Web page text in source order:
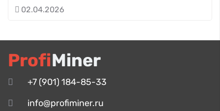
02.04.2026
ProfiMiner
+7 (901) 184-85-33
info@profiminer.ru